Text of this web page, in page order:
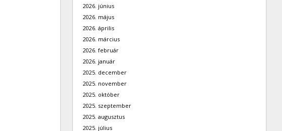
2026. június
2026. május
2026. április
2026. március
2026. február
2026. január
2025. december
2025. november
2025. október
2025. szeptember
2025. augusztus
2025. július